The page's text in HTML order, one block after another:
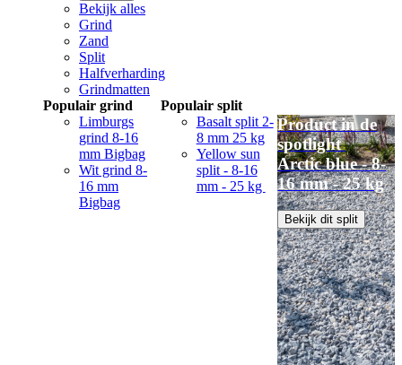
Bekijk alles
Grind
Zand
Split
Halfverharding
Grindmatten
Populair grind
Limburgs
grind 8-16
mm Bigbag
Wit grind 8-
16 mm
Bigbag
Populair split
Basalt split 2-
8 mm 25 kg
Yellow sun
split - 8-16
mm - 25 kg
Product in de
spotlight
Arctic blue - 8-
16 mm - 25 kg
Bekijk dit split